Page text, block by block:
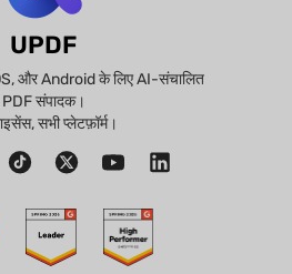
UPDF
और Android के लिए AI-संचालित
PDF संपादक।
सभी प्लेटफ़ॉर्म।